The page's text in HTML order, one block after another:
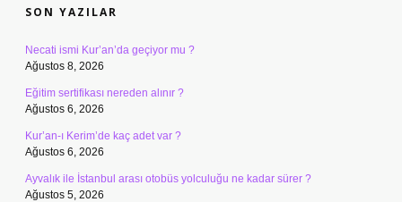
SON YAZILAR
Necati ismi Kur’an’da geçiyor mu ?
Ağustos 8, 2026
Eğitim sertifikası nereden alınır ?
Ağustos 6, 2026
Kur’an-ı Kerim’de kaç adet var ?
Ağustos 6, 2026
Ayvalık ile İstanbul arası otobüs yolculuğu ne kadar sürer ?
Ağustos 5, 2026